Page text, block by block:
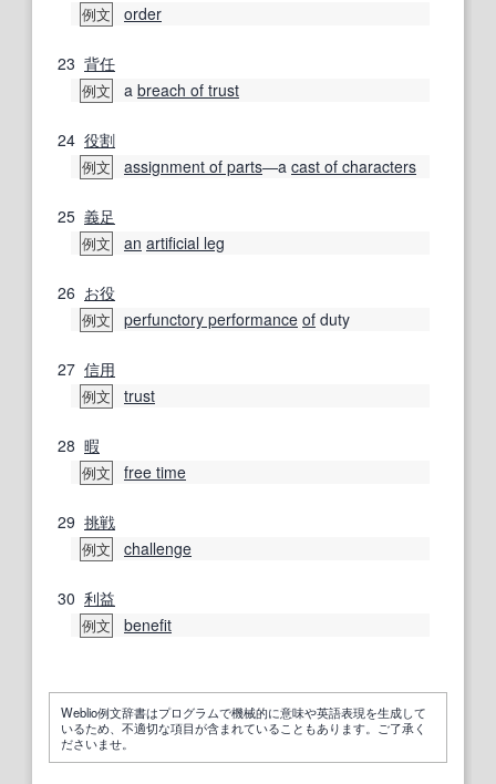
例文 order
23 背任
例文 a breach of trust
24 役割
例文 assignment of parts―a cast of characters
25 義足
例文 an artificial leg
26 お役
例文 perfunctory performance of duty
27 信用
例文 trust
28 暇
例文 free time
29 挑戦
例文 challenge
30 利益
例文 benefit
Weblio例文辞書はプログラムで機械的に意味や英語表現を生成して
いるため、不適切な項目が含まれていることもあります。ご了承く
ださいませ。